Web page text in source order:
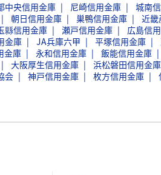
中央信用金庫 尼崎信用金庫 城南
朝日信用金庫 巣鴨信用金庫 近畿
縣信用金庫 瀬戸信用金庫 広島信
金庫 JA兵庫六甲 平塚信用金庫
金庫 永和信用金庫 飯能信用金庫
大阪厚生信用金庫 浜松磐田信用金庫
会 神戸信用金庫 枚方信用金庫